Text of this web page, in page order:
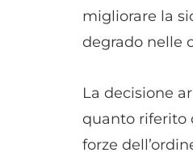
migliorare la
degrado nelle
La decisione
quanto riferito
forze